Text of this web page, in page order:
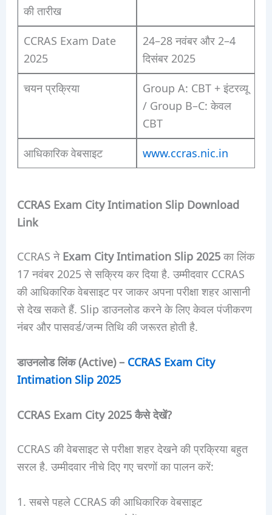
की तारीख
CCRAS Exam Date
2025
24–28 नवंबर और 2–4
दिसंबर 2025
चयन प्रक्रिया
Group A: CBT + इंटरव्यू
/ Group B–C: केवल
CBT
आधिकारिक वेबसाइट www.ccras.nic.in
CCRAS Exam City Intimation Slip Download
Link
CCRAS नेExam City Intimation Slip 2025का लिंक
17 नवंबर 2025 से सक्रिय कर दिया है. उम्मीदवार CCRAS
की आधिकारिक वेबसाइट पर जाकर अपना परीक्षा शहर आसानी
से देख सकते हैं. Slip डाउनलोड करने के लिए केवल पंजीकरण
नंबर और पासवर्ड/जन्म तिथि की जरूरत होती है.
डाउनलोड लिंक (Active) – CCRAS Exam City
Intimation Slip 2025
CCRAS Exam City 2025 कैसे देखें?
CCRAS की वेबसाइट से परीक्षा शहर देखने की प्रक्रिया बहुत
सरल है. उम्मीदवार नीचे दिए गए चरणों का पालन करें:
सबसे पहले CCRAS की आधिकारिक वेबसाइट